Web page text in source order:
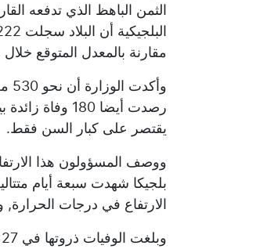
الثمن الباهظ الذي تدفعه
مقارنة بالمعدل المتوقع
رصدت أيضا
يقتصر على كبار السن فقط.
ووصف المسؤولون هذا
الارتفاع في درجات